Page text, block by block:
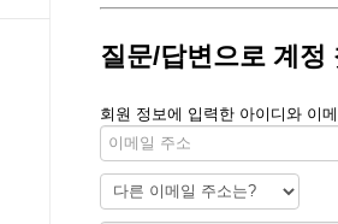
질문/답변으로 계정
회원 정보에 입력한 아이디와 이